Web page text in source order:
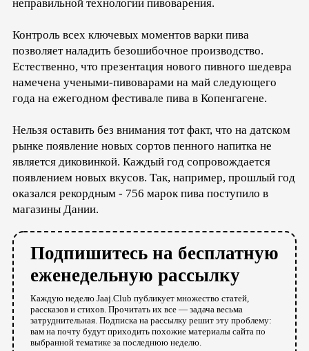
неправильной технологии пивоварения.
Контроль всех ключевых моментов варки пива
позволяет наладить безошибочное производство.
Естественно, что презентация нового пивного шедевра
намечена учеными-пивоварами на май следующего
года на ежегодном фестивале пива в Копенгагене.
Нельзя оставить без внимания тот факт, что на датском
рынке появление новых сортов пенного напитка не
является диковинкой. Каждый год сопровождается
появлением новых вкусов. Так, например, прошлый год
оказался рекордным - 756 марок пива поступило в
магазины Дании.
Подпишитесь на бесплатную
еженедельную рассылку
Каждую неделю Jaaj.Club публикует множество статей,
рассказов и стихов. Прочитать их все — задача весьма
затруднительная. Подписка на рассылку решит эту проблему:
вам на почту будут приходить похожие материалы сайта по
выбранной тематике за последнюю неделю.